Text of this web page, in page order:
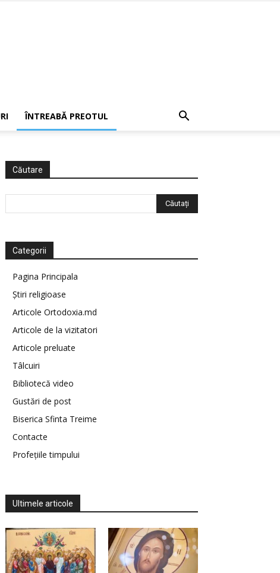
ÎNTREABĂ PREOTUL
Căutare
Categorii
Pagina Principala
Știri religioase
Articole Ortodoxia.md
Articole de la vizitatori
Articole preluate
Tâlcuiri
Bibliotecă video
Gustări de post
Biserica Sfinta Treime
Contacte
Profețiile timpului
Ultimele articole